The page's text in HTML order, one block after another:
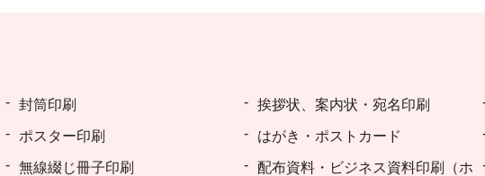
封筒印刷 挨拶状、案内状・宛名印刷
ポスター印刷 はがき・ポストカード
無線綴じ冊子印刷
配布資料・ビジネス資料印刷（ホ